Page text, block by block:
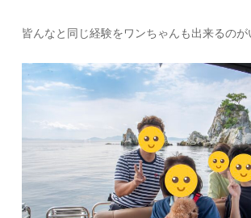
皆んなと同じ経験をワンちゃんも出来るのが